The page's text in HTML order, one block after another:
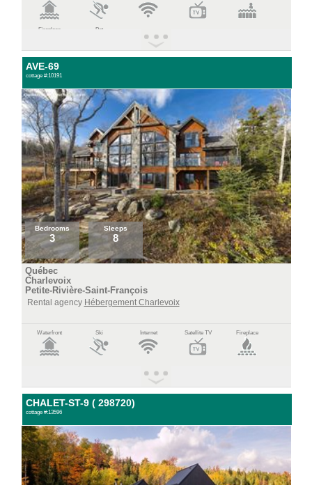
Fireplace Pet
AVE-69
cottage #:10191
Bedrooms
3
Sleeps
8
Québec
Charlevoix
Petite-Rivière-Saint-François
Rental agency Hébergement Charlevoix
Waterfront Ski Internet Satellite TV Fireplace
CHALET-ST-9 ( 298720)
cottage #:13596